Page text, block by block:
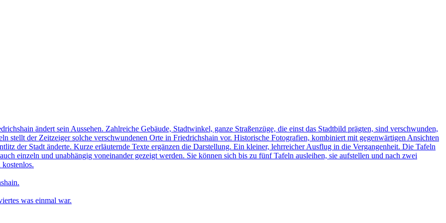
ändert sein Aussehen. Zahlreiche Gebäude, Stadtwinkel, ganze Straßenzüge, die einst das Stadtbild prägten, sind verschwunden,
stellt der Zeitzeiger solche verschwundenen Orte in Friedrichshain vor. Historische Fotografien, kombiniert mit gegenwärtigen Ansichten
der Stadt änderte. Kurze erläuternde Texte ergänzen die Darstellung. Ein kleiner, lehrreicher Ausflug in die Vergangenheit. Die Tafeln
einzeln und unabhängig voneinander gezeigt werden. Sie können sich bis zu fünf Tafeln ausleihen, sie aufstellen und nach zwei
was einmal war.